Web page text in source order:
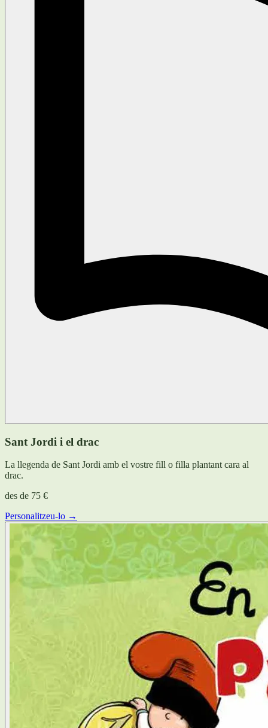
Sant Jordi i el drac
La llegenda de Sant Jordi amb el vostre fill o filla plantant cara al
drac.
des de 75 €
Personalitzeu-lo →